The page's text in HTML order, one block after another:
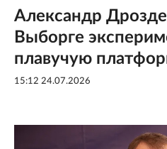
Александр
Выборге
плавучую
15:12 24.07.2026